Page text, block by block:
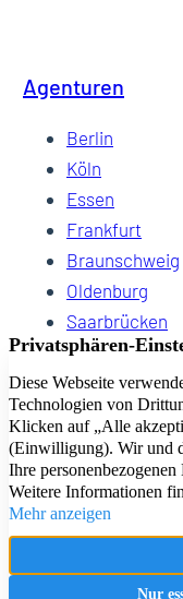
Agenturen
Berlin
Köln
Essen
Frankfurt
Braunschweig
Oldenburg
Saarbrücken
Hannover
Dresden
Wuppertal
HomeCompany